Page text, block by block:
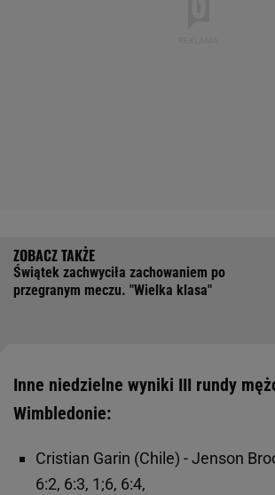
Świątek zachwyciła zachowaniem po
przegranym meczu. "Wielka klasa"
Inne niedzielne wyniki III rundy
Wimbledonie:
Cristian Garin (Chile) - Jenson
6:2, 6:3, 1;6, 6:4,